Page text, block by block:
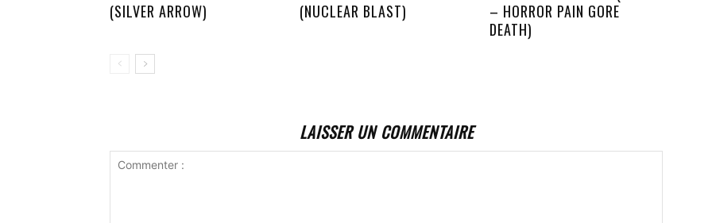
(SILVER ARROW)
(NUCLEAR BLAST)
– HORROR PAIN GORE
DEATH)
LAISSER UN COMMENTAIRE